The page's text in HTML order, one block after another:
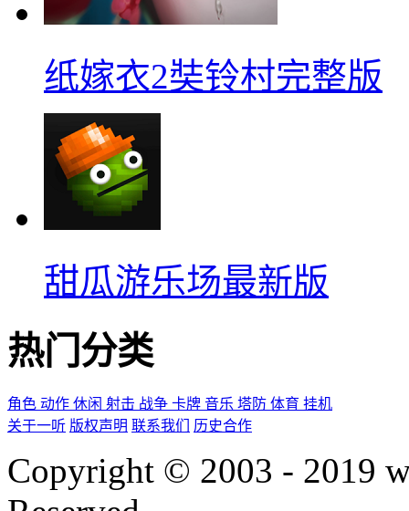
纸嫁衣2奘铃村完整版
甜瓜游乐场最新版
热门分类
角色 动作 休闲 射击 战争 卡牌 音乐 塔防 体育 挂机
关于一听 版权声明 联系我们 历史合作
Copyright © 2003 - 2019